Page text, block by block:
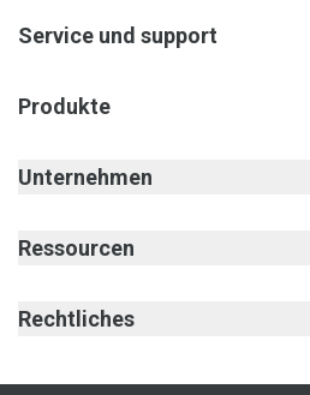
Service und support
Produkte
Unternehmen
Ressourcen
Rechtliches